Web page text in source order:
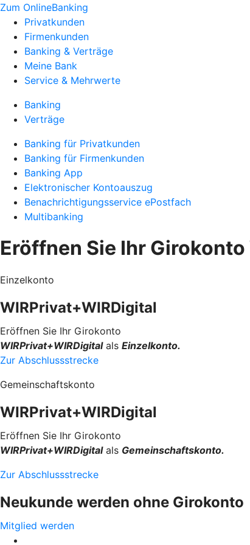
Zum OnlineBanking
Privatkunden
Firmenkunden
Banking & Verträge
Meine Bank
Service & Mehrwerte
Banking
Verträge
Banking für Privatkunden
Banking für Firmenkunden
Banking App
Elektronischer Kontoauszug
Benachrichtigungsservice ePostfach
Multibanking
Eröffnen Sie Ihr
Einzelkonto
WIRPrivat+WIRDigital
Eröffnen Sie Ihr Girokonto
WIRPrivat+WIRDigitalals Einzelkonto.
Zur Abschlussstrecke
Gemeinschaftskonto
WIRPrivat+WIRDigital
Eröffnen Sie Ihr Girokonto
WIRPrivat+WIRDigitalals Gemeinschaftskonto.
Zur Abschlussstrecke
Neukunde werden ohne Girokonto
Mitglied werden